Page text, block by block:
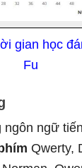
gian học
Fu
ngữ
Qwerty,